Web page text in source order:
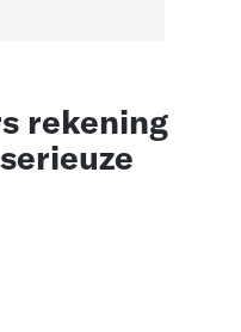
rekening